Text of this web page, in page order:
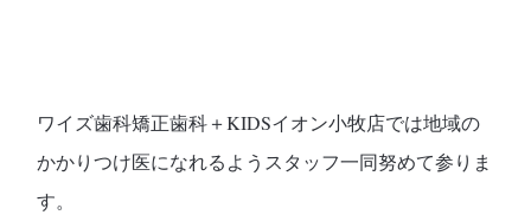
ワイズ歯科矯正歯科＋KIDSイオン小牧店では地域の
かかりつけ医になれるようスタッフ一同努めて参りま
す。